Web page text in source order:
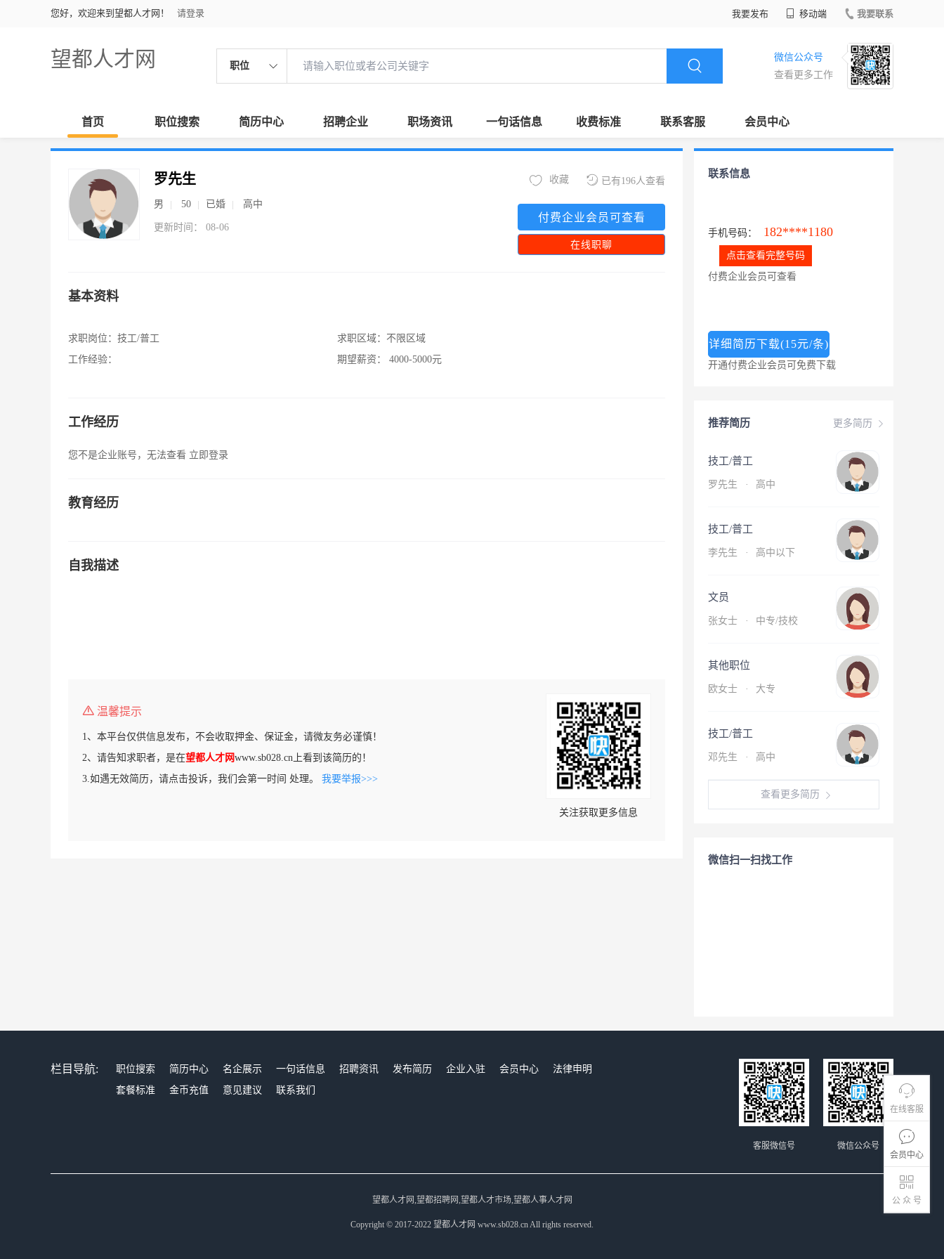
您好，欢迎来到望都人才网！ 请登录 我要发布 移动端 我要联系
望都人才网 职位
微信公众号
查看更多工作
首页 职位搜索 简历中心 招聘企业 职场资讯 一句话信息 收费标准 联系客服 会员中心
在线客服
会员中心
公 众 号
罗先生
男 50 已婚 高中
更新时间： 08-06
已有196人查看
收藏
付费企业会员可查看
在线职聊
基本资料
求职岗位： 技工/普工
工作经验：
求职区域： 不限区域
期望薪资：
4000-5000元
工作经历
您不是企业账号，无法查看 立即登录
教育经历
自我描述
温馨提示
1、本平台仅供信息发布，不会收取押金、保证金，请微友务必谨慎！
2、请告知求职者，是在望都人才网www.sb028.cn上看到该简历的！
3.如遇无效简历，请点击投诉，我们会第一时间 处理。 我要举报>>>
关注获取更多信息
联系信息
手机号码： 182****1180
点击查看完整号码
付费企业会员可查看
详细简历下载(15元/条)
开通付费企业会员可免费下载
更多简历
推荐简历
技工/普工
罗先生 · 高中
技工/普工
李先生 · 高中以下
文员
张女士 · 中专/技校
其他职位
欧女士 · 大专
技工/普工
邓先生 · 高中
查看更多简历
微信扫一扫找工作
栏目导航: 职位搜索 简历中心 名企展示 一句话信息 招聘资讯 发布简历 企业入驻 会员中心
法律申明
套餐标准
金币充值 意见建议 联系我们
微信公众号
客服微信号
望都人才网,望都招聘网,望都人才市场,望都人事人才网
Copyright © 2017-2022 望都人才网 www.sb028.cn All rights reserved.